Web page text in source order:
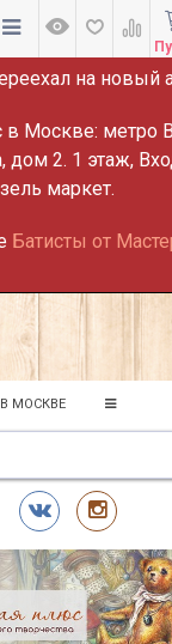
ВНИМАНИЕ!
на новый
в Москве: метро
дом 2. 1 этаж,
маркет.
Батисты от
МОСКВЕ